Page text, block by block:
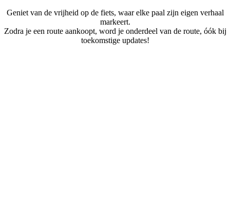
Geniet van de vrijheid op de fiets, waar elke paal zijn eigen verhaal
markeert.
Zodra je een route aankoopt, word je onderdeel van de route, óók bij
toekomstige updates!